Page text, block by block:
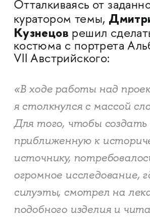
Отталкиваясь от
куратором темы,
Кузнецов решил
костюма с портрета
VII Австрийского:
«В ходе работы над
я столкнулся с массой
Для того, чтобы создать
приближенную к
источнику,
огромное исследование,
силуэты, смотрел на
подобного изделия и